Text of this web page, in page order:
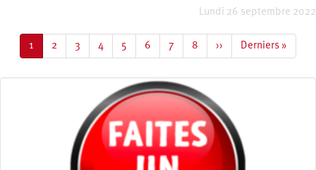
Lundi 26 septembre 2022
Page
courante
1 Page
2 Page
3 Page
4 Page
5 Page
6 Page
7 Page
8
Page
suivante
››
Dernière
page
Derniers »